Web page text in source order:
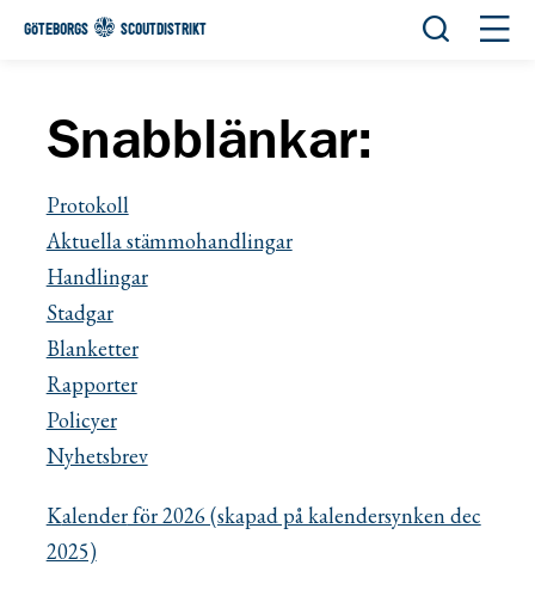
GÖTEBORGS SCOUTDISTRIKT Öppna
Snabblänkar:
Protokoll
Aktuella stämmohandlingar
Handlingar
Stadgar
Blanketter
Rapporter
Policyer
Nyhetsbrev
Kalenderför 2026 (skapad på kalendersynken dec
2025)